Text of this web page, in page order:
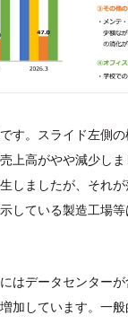
す。スライド左側
上高がやや減少し
しましたが、それが
している製造工場
はデータセンター
加しています。一